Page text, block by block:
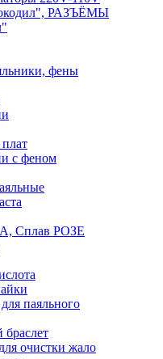
РАЗЪЁМЫ
фены
с феном
Сплав РОЗЕ
паяльного
браслет
очистки жало